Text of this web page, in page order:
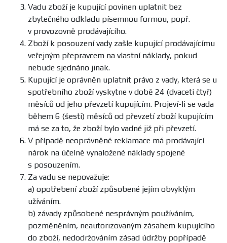
Vadu zboží je kupující povinen uplatnit bez
zbytečného odkladu písemnou formou, popř.
v provozovně prodávajícího.
Zboží k posouzení vady zašle kupující prodávajícímu
veřejným přepravcem na vlastní náklady, pokud
nebude sjednáno jinak.
Kupující je oprávněn uplatnit právo z vady, která se u
spotřebního zboží vyskytne v době 24 (dvaceti čtyř)
měsíců od jeho převzetí kupujícím. Projeví-li se vada
během 6 (šesti) měsíců od převzetí zboží kupujícím
má se za to, že zboží bylo vadné již při převzetí.
V případě neoprávněné reklamace má prodávající
nárok na účelně vynaložené náklady spojené
s posouzením.
Za vadu se nepovažuje:
a) opotřebení zboží způsobené jejím obvyklým
užíváním.
b) závady způsobené nesprávným používáním,
pozměněním, neautorizovaným zásahem kupujícího
do zboží, nedodržováním zásad údržby popřípadě